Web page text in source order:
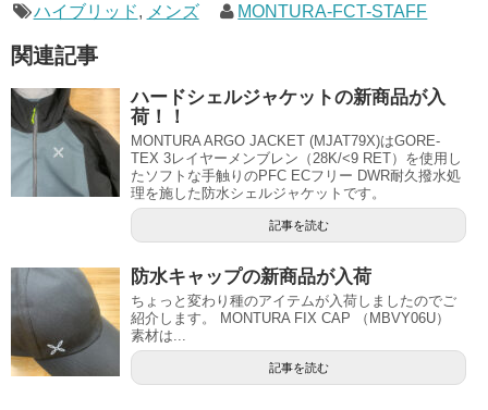
ハイブリッド, メンズ MONTURA-FCT-STAFF
関連記事
ハードシェルジャケットの新商品が入
荷！！
MONTURA ARGO JACKET (MJAT79X)はGORE-
TEX 3レイヤーメンブレン（28K/<9 RET）を使用し
たソフトな手触りのPFC ECフリー DWR耐久撥水処
理を施した防水シェルジャケットです。
記事を読む
防水キャップの新商品が入荷
ちょっと変わり種のアイテムが入荷しましたのでご
紹介します。 MONTURA FIX CAP （MBVY06U）
素材は...
記事を読む